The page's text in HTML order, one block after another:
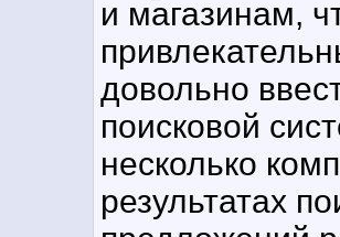
и магазинам,
довольно
поисковой
несколько
результатах